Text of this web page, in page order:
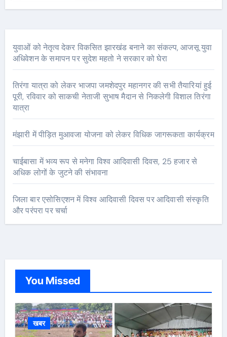
युवाओं को नेतृत्व देकर विकसित झारखंड बनाने का संकल्प, आजसू युवा
अधिवेशन के समापन पर सुदेश महतो ने सरकार को घेरा
तिरंगा यात्रा को लेकर भाजपा जमशेदपुर महानगर की सभी तैयारियां हुई
पूरी, रविवार को साकची नेताजी सुभाष मैदान से निकलेगी विशाल तिरंगा
यात्रा
मंझारी में पीड़ित मुआवजा योजना को लेकर विधिक जागरूकता कार्यक्रम
चाईबासा में भव्य रूप से मनेगा विश्व आदिवासी दिवस, 25 हजार से
अधिक लोगों के जुटने की संभावना
जिला बार एसोसिएशन में विश्व आदिवासी दिवस पर आदिवासी संस्कृति
और परंपरा पर चर्चा
You Missed
खबर